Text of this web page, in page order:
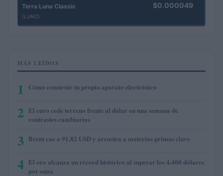
Terra Luna Classic
(LUNC)
$0.000049
MÁS LEÍDOS
1 Cómo construir tu propio aparato electrónico
2 El euro cede terreno frente al dólar en una semana de
contrastes cambiarios
3 Brent cae a 91.82 USD y arrastra a materias primas clave
4 El oro alcanza un récord histórico al superar los 4.400 dólares
por onza